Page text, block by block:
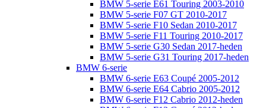
BMW 5-serie E61 Touring 2003-2010
BMW 5-serie F07 GT 2010-2017
BMW 5-serie F10 Sedan 2010-2017
BMW 5-serie F11 Touring 2010-2017
BMW 5-serie G30 Sedan 2017-heden
BMW 5-serie G31 Touring 2017-heden
BMW 6-serie
BMW 6-serie E63 Coupé 2005-2012
BMW 6-serie E64 Cabrio 2005-2012
BMW 6-serie F12 Cabrio 2012-heden